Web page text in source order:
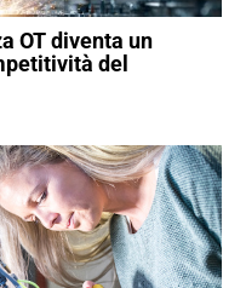
OT diventa un
del